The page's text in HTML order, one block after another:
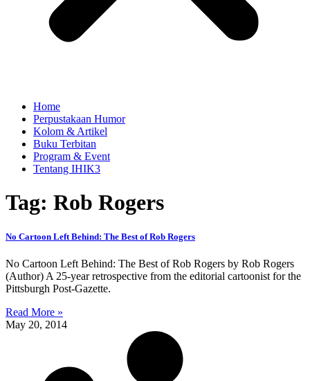
Home
Perpustakaan Humor
Kolom & Artikel
Buku Terbitan
Program & Event
Tentang IHIK3
Tag: Rob Rogers
No Cartoon Left Behind: The Best of Rob Rogers
No Cartoon Left Behind: The Best of Rob Rogers by Rob Rogers
(Author) A 25-year retrospective from the editorial cartoonist for the
Pittsburgh Post-Gazette.
Read More »
May 20, 2014